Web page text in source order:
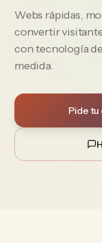
Webs rápidas,
convertir
con tecnología
medida.
Pide